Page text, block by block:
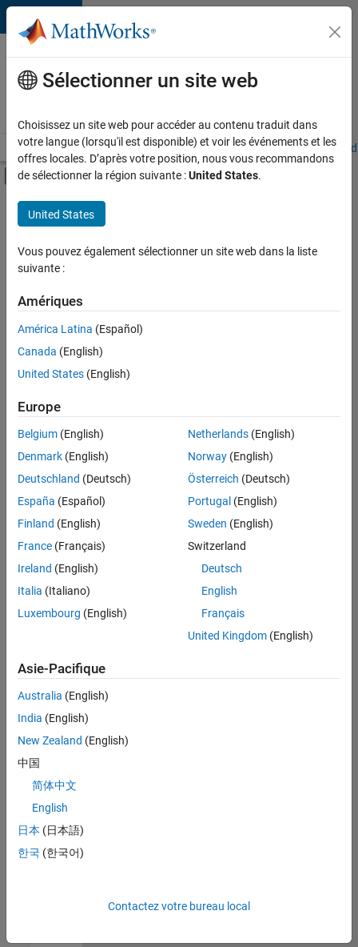
Passer au contenu
Votre
carrière
chez
Accueil Explorer nos opportunités Adresses de nos bureaux
Activer/désactiver l'affichage du menu
Contenu principal
FILTRER PAR
Technologies de l’information
Ventes internes
Services marketing
Actuellement,
aucune
offre
d'emploi
correspondant
à vos
critères
de
recherche.
Vous
pouvez
élargir
votre
recherche
ou
afficher
l’ensemble
d'emploi.
malgré
tout
vous
trouvez
pas
d'offre
corresponde
à vos
Sélectionner un site web
Choisissez un site web pour accéder au contenu traduit dans
votre langue (lorsqu'il est disponible) et voir les événements et les
offres locales. D’après votre position, nous vous recommandons
de sélectionner la région suivante :United States.
United States
Vous pouvez également sélectionner un site web dans la liste
suivante :
Amériques
América Latina (Español)
Canada (English)
United States (English)
Europe
Belgium (English)
Denmark (English)
Deutschland (Deutsch)
España (Español)
Finland (English)
France (Français)
Ireland (English)
Italia (Italiano)
Luxembourg (English)
Netherlands(English)
Norway(English)
Österreich (Deutsch)
Portugal (English)
Sweden (English)
Switzerland
Deutsch
English
Français
United Kingdom(English)
Asie-Pacifique
Australia (English)
India (English)
New Zealand (English)
中国
简体中文
English
日本 (日本語)
한국 (한국어)
Contactez votre bureau local